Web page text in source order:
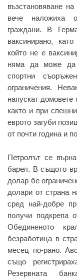
възстановяване
вече наложиха
граждани. В
ваксинирано,
който не е
няма да може да
спортни
ограничения.
напускат домовете
както и при
еврото загуби
от почти година и
Петролът се
барел. В същото
долар бе
долари от страна
сред най-добре
получи подкрепа
Обединеното
безработица в
месец по-рано.
също
Резервната